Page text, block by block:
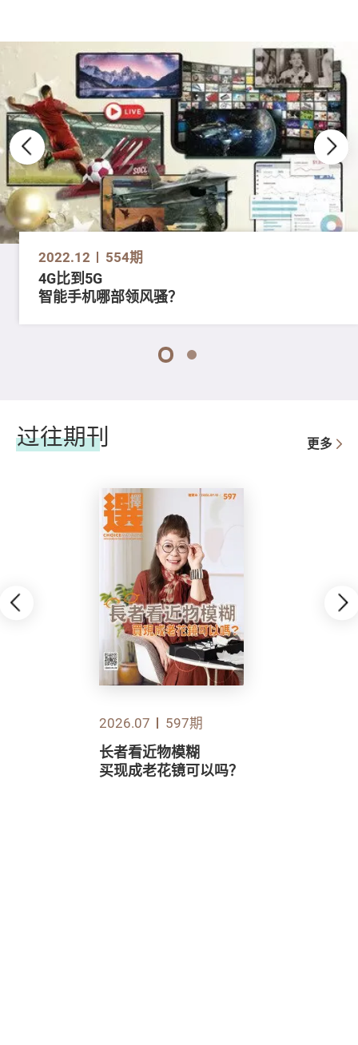
2022.12 554期
4G比到5G
智能手机哪部领风骚？
1 2
过往期刊 更多
2026.07 597期
长者看近物模糊
买现成老花镜可以吗？